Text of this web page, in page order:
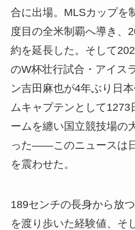
合に出場。MLSカップを
度目の全米制覇へ導き、
約を延長した。そして
のW杯壮行試合・アイス
ン吉田麻也が4年ぶり日
ムキャプテンとして1273
ームを纏い国立競技場の
った——このニュースは
を震わせた。
189センチの長身から放
を渡り歩いた経験値、そ